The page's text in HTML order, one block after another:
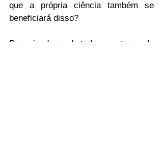
que a própria ciência também se
beneficiará disso?
Pesquisadores de todas as etapas da